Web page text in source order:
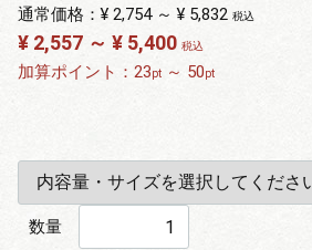
通常価格：¥ 2,754 ～ ¥ 5,832 税込
¥ 2,557 ～ ¥ 5,400 税込
加算ポイント： 23pt ～ 50pt
数量